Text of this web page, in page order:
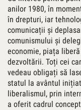
anilor 1980, în
în drepturi, iar
comunicații și
comunismului și
economie, piața
dezvoltării. Toți cei
vedeau obligați să
statul la avântul
liberalismul, prin
a oferit cadrul